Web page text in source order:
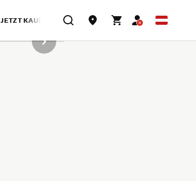
JETZT KAUFEN
NÄCHSTER ARTIKEL IN DER GALERIE